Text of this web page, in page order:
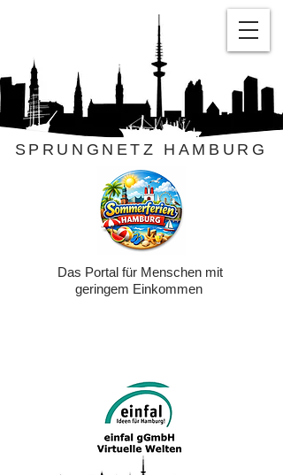
SPRUNGNETZ HAMBURG
Das Portal für Menschen mit
geringem Einkommen